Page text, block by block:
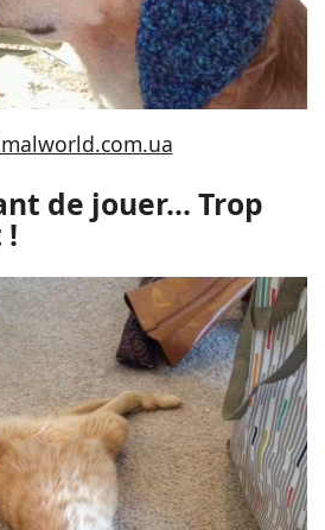
de jouer… Trop